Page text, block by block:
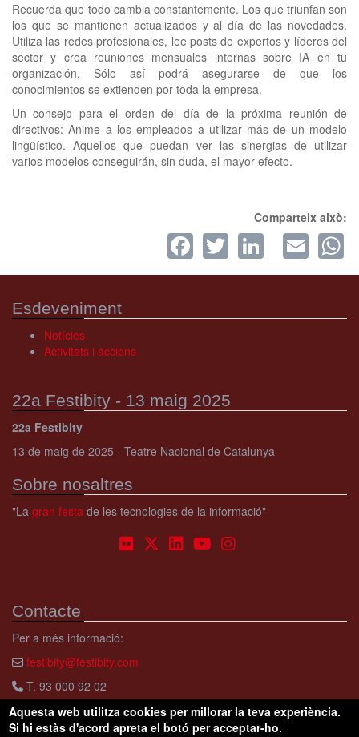
Recuerda que todo cambia constantemente. Los que triunfan son
los que se mantienen actualizados y al día de las novedades.
Utiliza las redes profesionales, lee posts de expertos y líderes del
sector y crea reuniones mensuales internas sobre IA en tu
organización. Sólo así podrá asegurarse de que los
conocimientos se extienden por toda la empresa.
Un consejo para el orden del día de la próxima reunión de
directivos: Anime a los empleados a utilizar más de un modelo
lingüístico. Aquellos que puedan ver las sinergias de utilizar
varios modelos conseguirán, sin duda, el mayor efecto.
Comparteix això:
Facebook
Twitter
Esdeveniment
Notícies
Activitats i accions
22a Festibity - 13 maig 2025
22a Festibity
13 de maig de 2025 - Teatre Nacional de Catalunya
Sobre nosaltres
"La gran festa de les tecnologies de la informació"
Contacte
Per a més informació:
festibity@festibity.com
T. 93 000 92 02
Aquesta web utilitza cookies per millorar la teva experiència.
Si hi estàs d'acord apreta el botó per acceptar-ho.